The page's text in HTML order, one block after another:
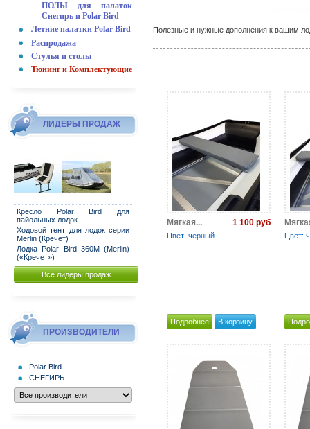
ПОЛЫ для палаток
Снегирь и Polar Bird
Летние палатки Polar Bird
Распродажа
Стулья и столы
Тюнинг и Комплектующие
ЛИДЕРЫ ПРОДАЖ
Кресло Polar Bird для
пайольных лодок
Ходовой тент для лодок серии
Merlin (Кречет)
Лодка Polar Bird 360M (Merlin)
(«Кречет»)
Все лидеры продаж
ПРОИЗВОДИТЕЛИ
Polar Bird
СНЕГИРЬ
Полезные и нужные дополнения к вашим
Мягкая... 1 100 руб
Цвет: черный
Подробнее В корзину
Цвет: